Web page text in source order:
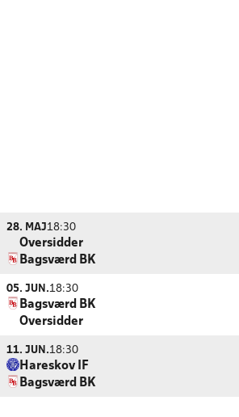
28. MAJ18:30
Oversidder
Bagsværd BK
05. JUN.18:30
Bagsværd BK
Oversidder
11. JUN.18:30
Hareskov IF
Bagsværd BK